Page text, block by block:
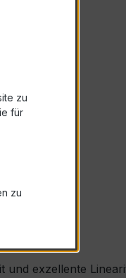
und exzellente
zu
für
zu